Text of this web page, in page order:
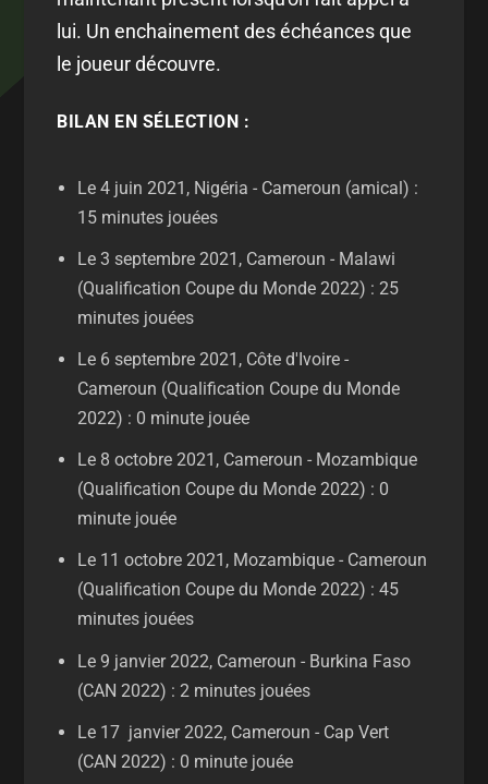
lui. Un enchainement des échéances que
le joueur découvre.
BILAN EN SÉLECTION :
Le 4 juin 2021, Nigéria - Cameroun (amical) :
15 minutes jouées
Le 3 septembre 2021, Cameroun - Malawi
(Qualification Coupe du Monde 2022) : 25
minutes jouées
Le 6 septembre 2021, Côte d'Ivoire -
Cameroun (Qualification Coupe du Monde
2022) : 0 minute jouée
Le 8 octobre 2021, Cameroun - Mozambique
(Qualification Coupe du Monde 2022) : 0
minute jouée
Le 11 octobre 2021, Mozambique - Cameroun
(Qualification Coupe du Monde 2022) : 45
minutes jouées
Le 9 janvier 2022, Cameroun - Burkina Faso
(CAN 2022) : 2 minutes jouées
Le 17 janvier 2022, Cameroun - Cap Vert
(CAN 2022) : 0 minute jouée